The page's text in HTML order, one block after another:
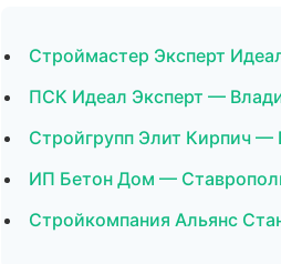
Строймастер Эксперт
ПСК Идеал Эксперт —
Стройгрупп Элит Кирпич —
ИП Бетон Дом —
Стройкомпания Альянс